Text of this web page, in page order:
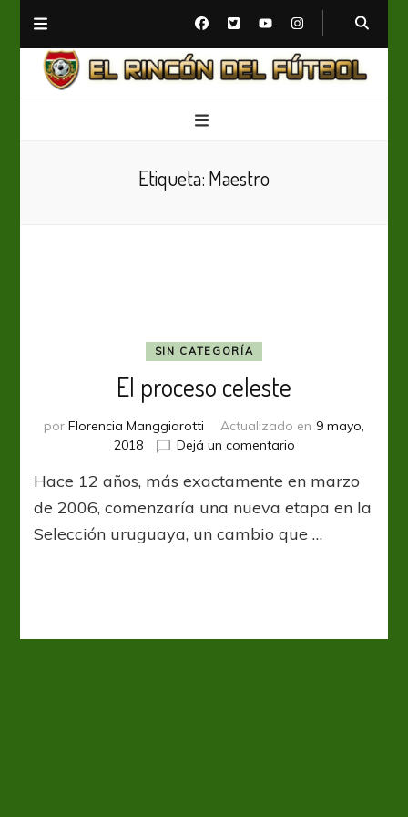
Etiqueta: Maestro
SIN CATEGORÍA
El proceso celeste
por Florencia Manggiarotti Actualizado en 9 mayo,
2018
Dejá un comentarioen
proceso
celeste
Hace 12 años, más exactamente en marzo
de 2006, comenzaría una nueva etapa en la
Selección uruguaya, un cambio que …